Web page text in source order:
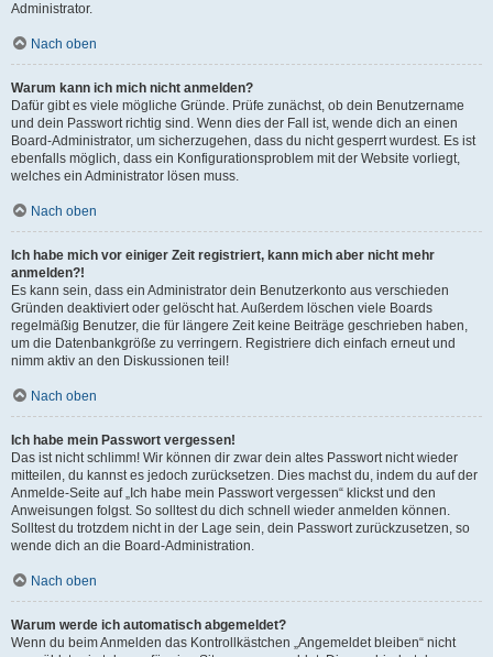
Administrator.
Nach oben
Warum kann ich mich nicht anmelden?
Dafür gibt es viele mögliche Gründe. Prüfe zunächst, ob dein Benutzername
und dein Passwort richtig sind. Wenn dies der Fall ist, wende dich an einen
Board-Administrator, um sicherzugehen, dass du nicht gesperrt wurdest. Es ist
ebenfalls möglich, dass ein Konfigurationsproblem mit der Website vorliegt,
welches ein Administrator lösen muss.
Nach oben
Ich habe mich vor einiger Zeit registriert, kann mich aber nicht mehr
anmelden?!
Es kann sein, dass ein Administrator dein Benutzerkonto aus verschieden
Gründen deaktiviert oder gelöscht hat. Außerdem löschen viele Boards
regelmäßig Benutzer, die für längere Zeit keine Beiträge geschrieben haben,
um die Datenbankgröße zu verringern. Registriere dich einfach erneut und
nimm aktiv an den Diskussionen teil!
Nach oben
Ich habe mein Passwort vergessen!
Das ist nicht schlimm! Wir können dir zwar dein altes Passwort nicht wieder
mitteilen, du kannst es jedoch zurücksetzen. Dies machst du, indem du auf der
Anmelde-Seite auf „Ich habe mein Passwort vergessen“ klickst und den
Anweisungen folgst. So solltest du dich schnell wieder anmelden können.
Solltest du trotzdem nicht in der Lage sein, dein Passwort zurückzusetzen, so
wende dich an die Board-Administration.
Nach oben
Warum werde ich automatisch abgemeldet?
Wenn du beim Anmelden das Kontrollkästchen „Angemeldet bleiben“ nicht